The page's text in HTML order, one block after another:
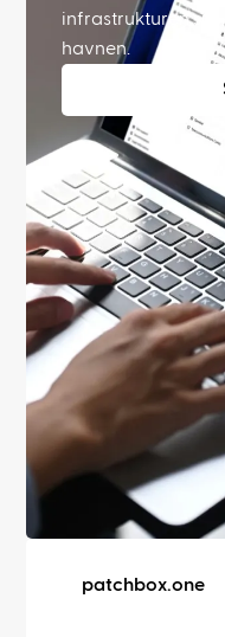
infrastrukturen sin
havnen.
patchbox.one